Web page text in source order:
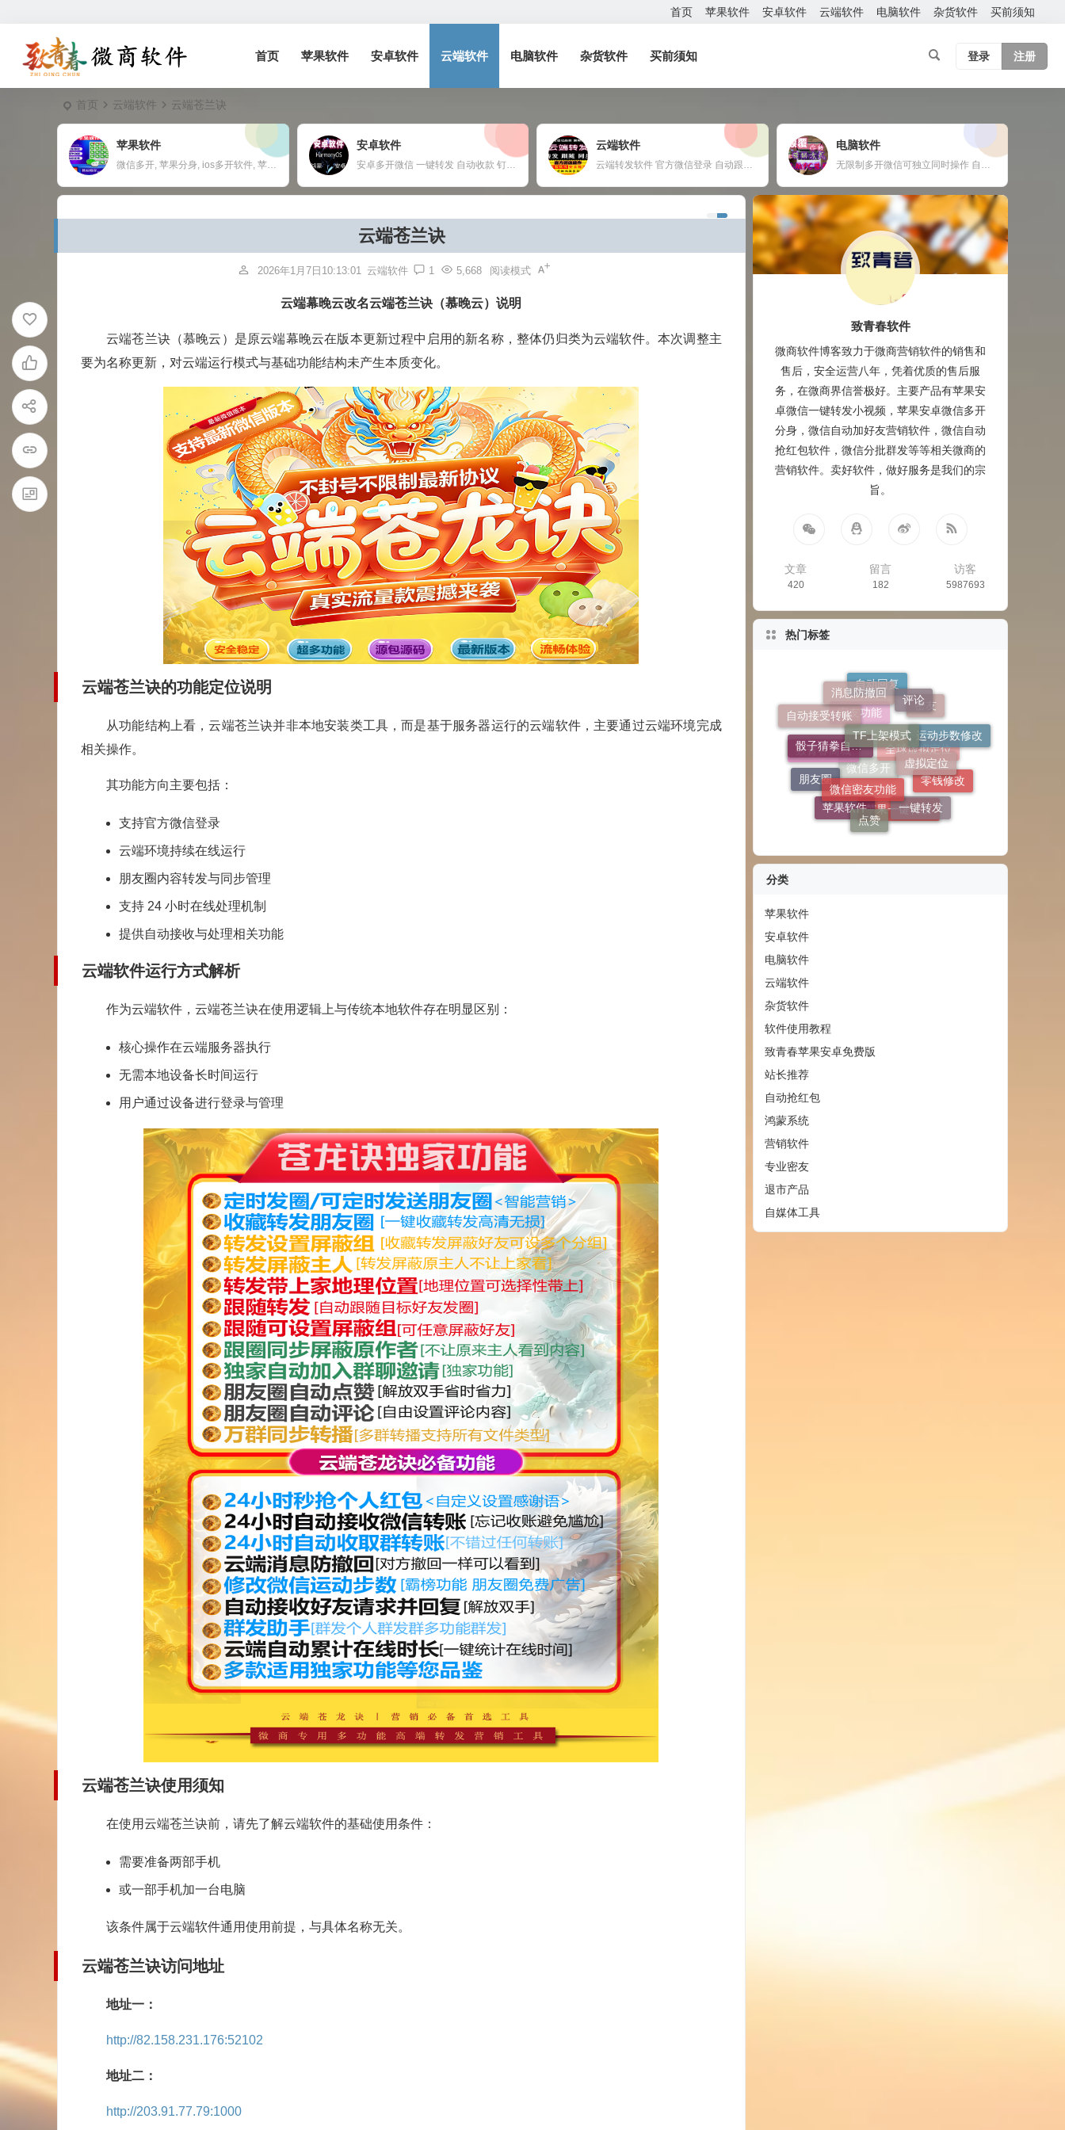
首页 苹果软件 安卓软件 云端软件 电脑软件 杂货软件 买前须知
首页 苹果软件 安卓软件 云端软件 电脑软件 杂货软件 买前须知 登录 注册
首页 云端软件 云端苍兰诀
苹果软件
微信多开, 苹果分身, ios多开软件, 苹果一键转发,
安卓软件
安卓多开微信 一键转发 自动收款 钉钉定位打卡 任何APP多开定制
云端软件
云端转发软件 官方微信登录 自动跟随 24小时在线抢红包 自动收款 使用须知：您需要有两部手机或者一部手机一台电脑
电脑软件
无限制多开微信可独立同时操作 自动换群一键拉群 支持多群同时爆粉自动换群拉群 免打扰检测僵尸粉僵尸群自动退出 定时群发支持推送名片链接公众号 支持导入手机号添加 修复加群好友功能，无限制添加 新增自动换群自动进群 自动收款自动语音提示 自动通过好友申请
云端苍兰诀
2026年1月7日10:13:01 云端软件 1 5,668 阅读模式
云端幕晚云改名云端苍兰诀（慕晚云）说明
云端苍兰诀（慕晚云）是原云端幕晚云在版本更新过程中启用的新名称，整体仍归类为云端软件。本次调整主
要为名称更新，对云端运行模式与基础功能结构未产生本质变化。
云端苍兰诀的功能定位说明
从功能结构上看，云端苍兰诀并非本地安装类工具，而是基于服务器运行的云端软件，主要通过云端环境完成
相关操作。
其功能方向主要包括：
支持官方微信登录
云端环境持续在线运行
朋友圈内容转发与同步管理
支持 24 小时在线处理机制
提供自动接收与处理相关功能
云端软件运行方式解析
作为云端软件，云端苍兰诀在使用逻辑上与传统本地软件存在明显区别：
核心操作在云端服务器执行
无需本地设备长时间运行
用户通过设备进行登录与管理
云端苍兰诀使用须知
在使用云端苍兰诀前，请先了解云端软件的基础使用条件：
需要准备两部手机
或一部手机加一台电脑
该条件属于云端软件通用使用前提，与具体名称无关。
云端苍兰诀访问地址
地址一：
http://82.158.231.176:52102
地址二：
http://203.91.77.79:1000
致青春软件
微商软件博客致力于微商营销软件的销售和
售后，安全运营八年，凭着优质的售后服
务，在微商界信誉极好。主要产品有苹果安
卓微信一键转发小视频，苹果安卓微信多开
分身，微信自动加好友营销软件，微信自动
抢红包软件，微信分批群发等等相关微商的
营销软件。卖好软件，做好服务是我们的宗
旨。
文章
420
留言
182
访客
5987693
热门标签
密友功能
自动回复
密友
全球虚拟定位
微信多开
致青春商城
自动接受转账
消息防撤回 评论
运动步数修改
零钱修改
苹果一键转发
苹果软件
朋友圈
骰子猜拳自定义
TF上架模式
虚拟定位
一键转发
点赞
微信密友功能
分类
苹果软件
安卓软件
电脑软件
云端软件
杂货软件
软件使用教程
致青春苹果安卓免费版
站长推荐
自动抢红包
鸿蒙系统
营销软件
专业密友
退市产品
自媒体工具